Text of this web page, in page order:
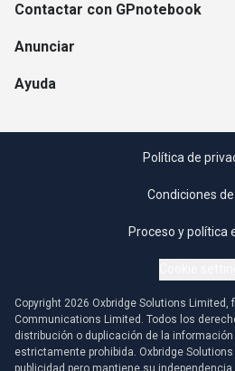
Contactar con GPnotebook
Anunciar
Ayuda
Política de
Condiciones
Proceso y política
Copyright 2026 Oxbridge Solutions Limited,
Communications Limited. Todos los
distribución o duplicación de la
estrictamente prohibida. Oxbridge
publicidad pero mantiene su independencia